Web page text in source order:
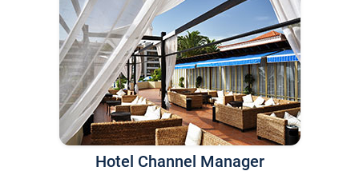
Hotel Channel Manager